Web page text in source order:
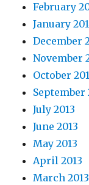
February
January
December
November
October
September
July 2013
June 2013
May 2013
April 2013
March 2013